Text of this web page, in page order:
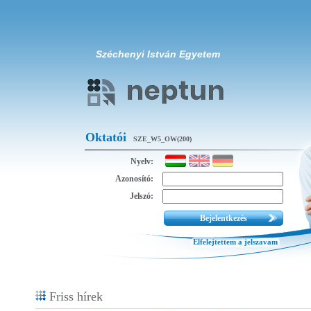
Széchenyi István Egyetem
Oktatói SZE_W5_OW(200)
Nyelv:
Azonosító:
Jelszó:
Elfelejtettem a jelszavam
Friss hírek